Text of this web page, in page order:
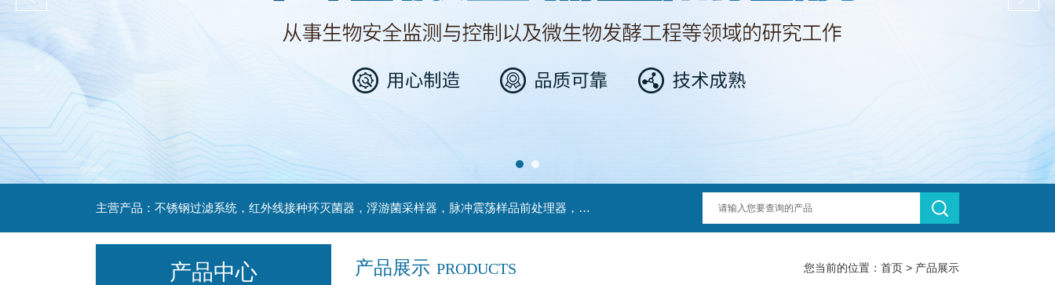
主营产品：不锈钢过滤系统，红外线接种环灭菌器，浮游菌采样器，脉冲震荡样品前处理器，数字化智能电热鼓风干燥箱，数字化智能电热恒温培养箱，实验室设备及环境温湿度监测系统，洁净工作台等实验设仪器设备。
产品展示 PRODUCTS 您当前的位置： 首页 > 产品展示
产品中心